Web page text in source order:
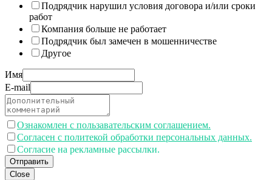
Подрядчик нарушил условия договора и/или сроки
работ
Компания больше не работает
Подрядчик был замечен в мошенничестве
Другое
Имя
E-mail
Ознакомлен с пользавательским соглашением.
Согласен с политекой обработки персональных данных.
Согласие на рекламные рассылки.
Отправить
Close